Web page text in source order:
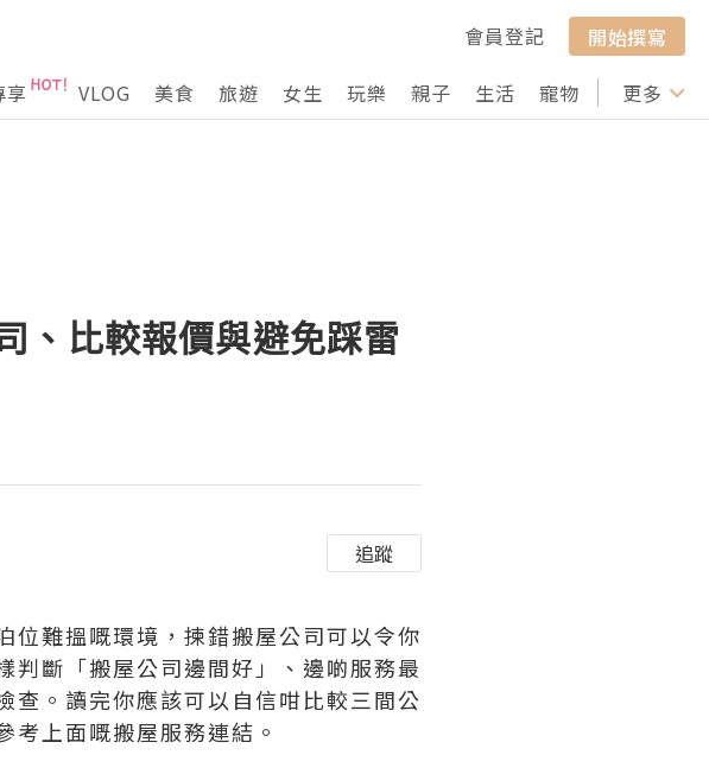
會員登記
開始撰寫
享 VLOG 美食 旅遊 女生 玩樂 親子 生活 寵物 行山 打卡
更多
、比較報價與避免踩雷
追蹤
位難搵嘅環境，揀錯搬屋公司可以令你
判斷「搬屋公司邊間好」、邊啲服務最
查。讀完你應該可以自信咁比較三間公
考上面嘅搬屋服務連結。